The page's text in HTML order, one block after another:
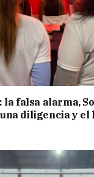
la falsa alarma,
diligencia y el